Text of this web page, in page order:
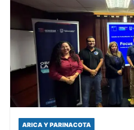
ARICA Y PARINACOTA